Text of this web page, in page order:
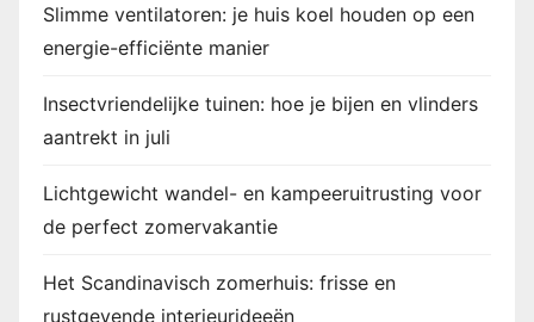
Slimme ventilatoren: je huis koel houden op een
energie-efficiënte manier
Insectvriendelijke tuinen: hoe je bijen en vlinders
aantrekt in juli
Lichtgewicht wandel- en kampeeruitrusting voor
de perfect zomervakantie
Het Scandinavisch zomerhuis: frisse en
rustgevende interieurideeën